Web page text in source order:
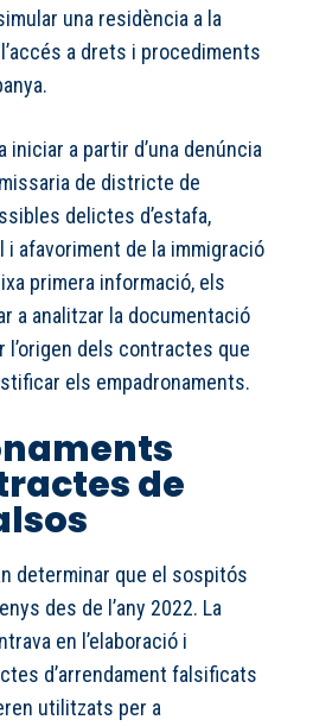
una residència a la
a drets i procediments
iniciar a partir d’una denúncia
de districte de
delictes d’estafa,
afavoriment de la immigració
primera informació, els
a analitzar la documentació
l’origen dels contractes que
els empadronaments.
de
determinar que el sospitós
des de l’any 2022. La
en l’elaboració i
d’arrendament falsificats
utilitzats per a